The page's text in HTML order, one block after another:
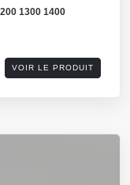
1300 1400
VOIR LE PRODUIT